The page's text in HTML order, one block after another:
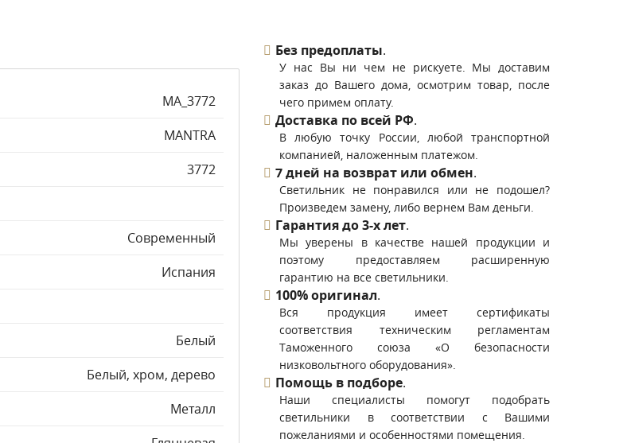
MA_3772
MANTRA
3772
Современный
Испания
Белый
Белый, хром, дерево
Металл
Без предоплаты.
У нас Вы ни чем не рискуете. Мы доставим
заказ до Вашего дома, осмотрим товар, после
чего примем оплату.
Доставка по всей РФ.
В любую точку России, любой транспортной
компанией, наложенным платежом.
7 дней на возврат или обмен.
Светильник не понравился или не подошел?
Произведем замену, либо вернем Вам деньги.
Гарантия до 3-х лет.
Мы уверены в качестве нашей продукции и
поэтому предоставляем расширенную
гарантию на все светильники.
100% оригинал.
Вся продукция имеет сертификаты
соответствия техническим регламентам
Таможенного союза «О безопасности
низковольтного оборудования».
Помощь в подборе.
Наши специалисты помогут подобрать
светильники в соответствии с Вашими
пожеланиями и особенностями помещения.